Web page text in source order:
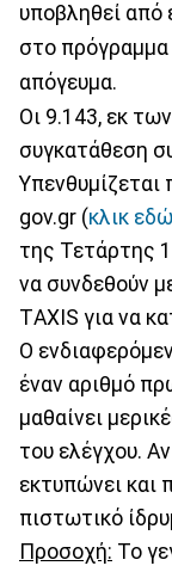
υποβληθεί από
στο πρόγραμμα
απόγευμα.
Οι 9.143, εκ
συγκατάθεση
gov.gr (κλικ
της Τετάρτης
να συνδεθούν
ΤAXIS για να
Ο
έναν αριθμό
μαθαίνει
του ελέγχου.
εκτυπώνει και
πιστωτικό
Προσοχή: Το